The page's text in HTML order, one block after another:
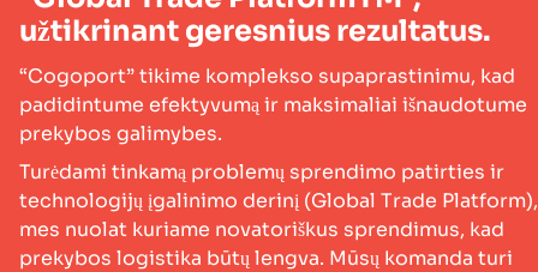
užtikrinant geresnius rezultatus.
“Cogoport” tikime komplekso supaprastinimu, kad
padidintume efektyvumą ir maksimaliai išnaudotume
prekybos galimybes.
Turėdami tinkamą problemų sprendimo patirties ir
technologijų įgalinimo derinį (Global Trade Platform),
mes nuolat kuriame novatoriškus sprendimus, kad
prekybos logistika būtų lengva. Mūsų komanda turi